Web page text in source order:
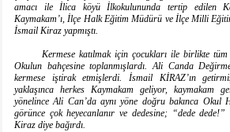
amacı ile İlica köyü İlkokulununda tertip edilen
Kaymakam’ı, İlçe Halk Eğitim Müdürü ve İlçe Milli
İsmail Kiraz yapmıştı.
Kermese katılmak için çocukları ile birlikte tüm
Okulun bahçesine toplanmışlardı. Ali Canda
kermese iştirak etmişlerdi. İsmail KİRAZ’ın
yaklaşınca herkes Kaymakam geliyor, kaymakam
yönelince Ali Can’da aynı yöne doğru bakınca Okul
görünce çok heyecanlanır ve dedesine; “dede
Kiraz diye bağırdı.